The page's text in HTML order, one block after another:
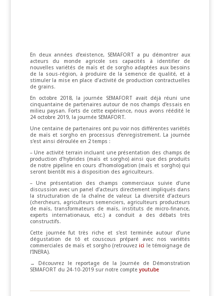
En deux années d’existence, SEMAFORT a pu démontrer aux
acteurs du monde agricole ses capacités à identifier de
nouvelles variétés de maïs et de sorgho adaptées aux besoins
de la sous-région, à produire de la semence de qualité, et à
stimuler la mise en place d’activité de production contractuelles
de grains.
En octobre 2018, la journée SEMAFORT avait déjà réuni une
cinquantaine de partenaires autour de nos champs d’essais en
milieu paysan. Forts de cette expérience, nous avons réédité le
24 octobre 2019, la journée SEMAFORT.
Une centaine de partenaires ont pu voir nos différentes variétés
de maïs et sorgho en processus d’enregistrement. La journée
s’est ainsi déroulée en 2 temps :
– Une activité terrain incluant une présentation des champs de
production d’hybrides (maïs et sorgho) ainsi que des produits
de notre pipeline en cours d’homologation (maïs et sorgho) qui
seront bientôt mis à disposition des agriculteurs.
– Une présentation des champs commerciaux suivie d’une
discussion avec un panel d’acteurs directement impliqués dans
la structuration de la chaîne de valeur. La diversité d’acteurs
(chercheurs, agriculteurs semenciers, agriculteurs producteurs
de maïs, transformateurs de maïs, instituts de micro-finance,
experts internationaux, etc.) a conduit a des débats très
constructifs.
Cette journée fut très riche et s’est terminée autour d’une
dégustation de tô et couscous préparé avec nos variétés
commerciales de maïs et sorgho (retrouvezici le témoignage de
l’INERA).
→ Découvrez le reportage de la Journée de Démonstration
SEMAFORT du 24-10-2019 sur notre compte youtube